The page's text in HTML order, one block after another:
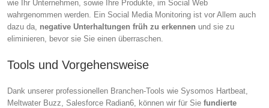
wie Ihr Unternehmen, sowie Ihre Produkte, im Social Web
wahrgenommen werden. Ein Social Media Monitoring ist vor Allem auch
dazu da, negative Unterhaltungen früh zu erkennen und sie zu
eliminieren, bevor sie Sie einen überraschen.
Tools und Vorgehensweise
Dank unserer professionellen Branchen-Tools wie Sysomos Hartbeat,
Meltwater Buzz, Salesforce Radian6, können wir für Sie fundierte